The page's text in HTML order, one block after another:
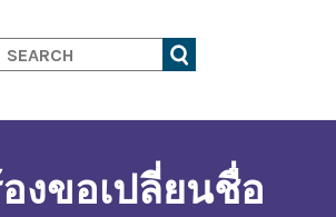
Search
งขอเปลี่ยนชื่อ